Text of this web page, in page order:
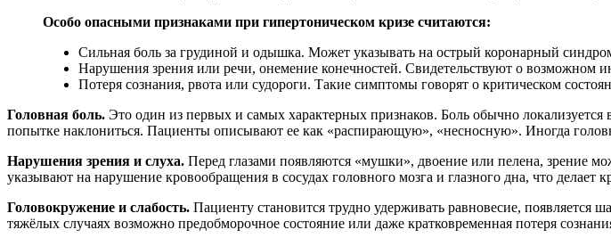
Особо опасными признаками при гипертоническом кризе считаются:
Сильная боль за грудиной и одышка. Может указывать на острый коронарный
Нарушения зрения или речи, онемение конечностей. Свидетельствуют о возможном
Потеря сознания, рвота или судороги. Такие симптомы говорят о критическом
Головная боль. Это один из первых и самых характерных признаков. Боль обычно
попытке наклониться. Пациенты описывают ее как «распирающую», «несносную». Иногда
Нарушения зрения и слуха. Перед глазами появляются «мушки», двоение или пелена, зрение
указывают на нарушение кровообращения в сосудах головного мозга и глазного дна, что делает
Головокружение и слабость. Пациенту становится трудно удерживать равновесие, появляется
тяжёлых случаях возможно предобморочное состояние или даже кратковременная потеря